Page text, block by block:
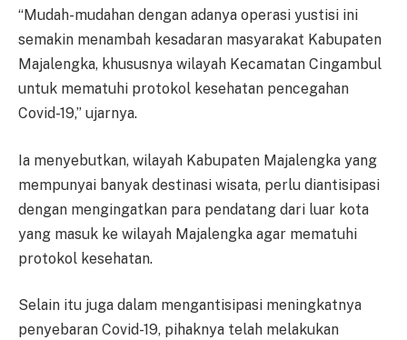
“Mudah-mudahan dengan adanya operasi yustisi ini
semakin menambah kesadaran masyarakat Kabupaten
Majalengka, khususnya wilayah Kecamatan Cingambul
untuk mematuhi protokol kesehatan pencegahan
Covid-19,” ujarnya.
Ia menyebutkan, wilayah Kabupaten Majalengka yang
mempunyai banyak destinasi wisata, perlu diantisipasi
dengan mengingatkan para pendatang dari luar kota
yang masuk ke wilayah Majalengka agar mematuhi
protokol kesehatan.
Selain itu juga dalam mengantisipasi meningkatnya
penyebaran Covid-19, pihaknya telah melakukan